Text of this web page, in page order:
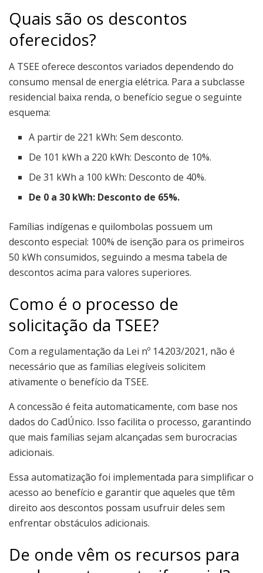
Quais são os descontos
oferecidos?
A TSEE oferece descontos variados dependendo do
consumo mensal de energia elétrica. Para a subclasse
residencial baixa renda, o benefício segue o seguinte
esquema:
A partir de 221 kWh: Sem desconto.
De 101 kWh a 220 kWh: Desconto de 10%.
De 31 kWh a 100 kWh: Desconto de 40%.
De 0 a 30 kWh: Desconto de 65%.
Famílias indígenas e quilombolas possuem um
desconto especial: 100% de isenção para os primeiros
50 kWh consumidos, seguindo a mesma tabela de
descontos acima para valores superiores.
Como é o processo de
solicitação da TSEE?
Com a regulamentação da Lei nº 14.203/2021, não é
necessário que as famílias elegíveis solicitem
ativamente o benefício da TSEE.
A concessão é feita automaticamente, com base nos
dados do CadÚnico. Isso facilita o processo, garantindo
que mais famílias sejam alcançadas sem burocracias
adicionais.
Essa automatização foi implementada para simplificar o
acesso ao benefício e garantir que aqueles que têm
direito aos descontos possam usufruir deles sem
enfrentar obstáculos adicionais.
De onde vêm os recursos para